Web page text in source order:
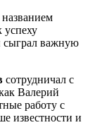
сыграл важную
сотрудничал с
Валерий
работу с
известности и